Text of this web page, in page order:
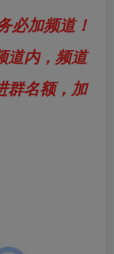
必加频道！
道内，频道
群名额，加